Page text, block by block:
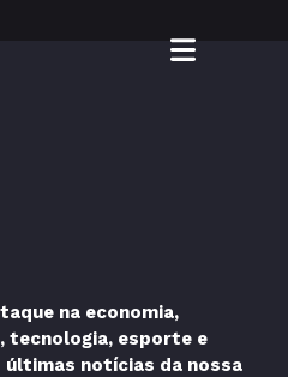
na economia,
tecnologia, esporte e
notícias da nossa